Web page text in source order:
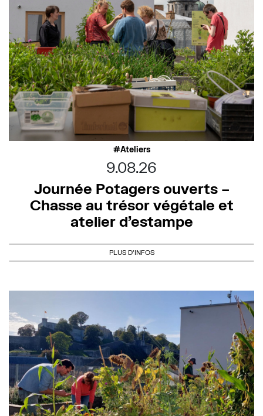
Ateliers
9.08.26
Journée Potagers ouverts –
Chasse au trésor végétale et
atelier d’estampe
PLUS D'INFOS